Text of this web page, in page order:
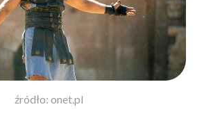
źródło: onet.pl